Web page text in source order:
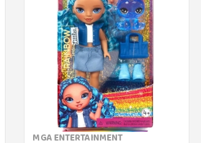
MGA ENTERTAINMENT